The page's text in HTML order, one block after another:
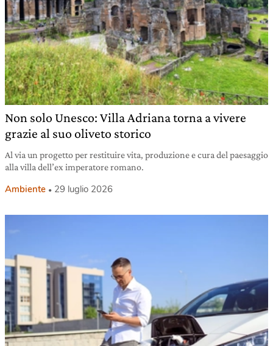
Non solo Unesco: Villa Adriana torna a vivere
grazie al suo oliveto storico
Al via un progetto per restituire vita, produzione e cura del paesaggio
alla villa dell’ex imperatore romano.
Ambiente 29 luglio 2026